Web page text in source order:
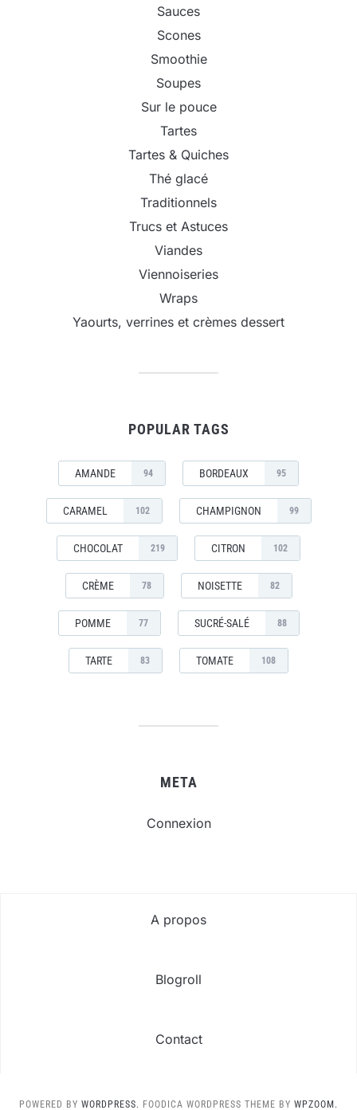
Sauces
Scones
Smoothie
Soupes
Sur le pouce
Tartes
Tartes & Quiches
Thé glacé
Traditionnels
Trucs et Astuces
Viandes
Viennoiseries
Wraps
Yaourts, verrines et crèmes dessert
POPULAR TAGS
AMANDE 94 BORDEAUX 95
CARAMEL 102 CHAMPIGNON 99
CHOCOLAT 219 CITRON 102
CRÈME 78 NOISETTE 82
POMME 77 SUCRÉ-SALÉ 88
TARTE 83 TOMATE 108
META
Connexion
A propos
Blogroll
Contact
POWERED BY WORDPRESS. FOODICA WORDPRESS THEME BY WPZOOM.